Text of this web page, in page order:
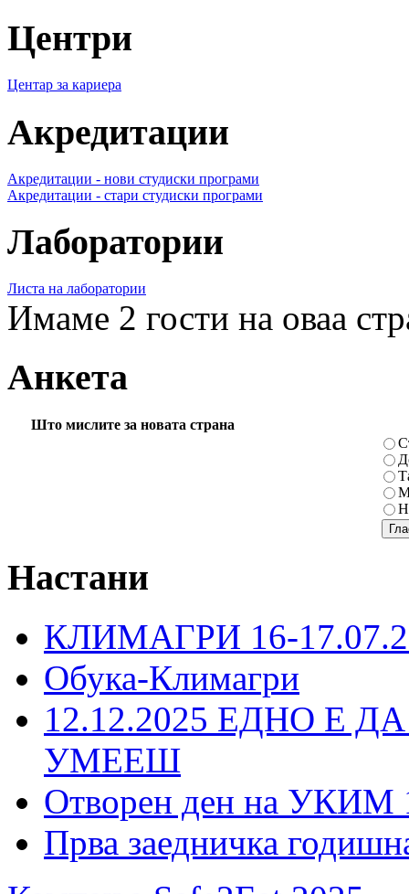
Центри
Центар за кариера
Акредитации
Акредитации - нови студиски програми
Акредитации - стари студиски програми
Лаборатории
Листа на лаборатории
Имаме 2 гости на оваа
Анкета
Што мислите за новата страна
Настани
КЛИМАГРИ 16-
Обука-Климагри
12.12.2025 ЕДНО Е
УМЕЕШ
Отворен ден на УКИМ
Прва заедничка